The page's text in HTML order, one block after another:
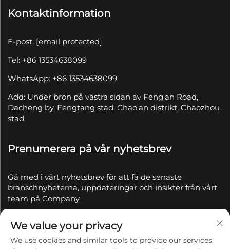
Kontaktinformation
E-post: [email protected]
Tel: +86 13534638099
WhatsApp: +86 13534638099
Add: Under bron på västra sidan av Feng'an Road,
Dacheng by, Fengtang stad, Chao'an distrikt, Chaozhou
stad
Prenumerera på vår nyhetsbrev
Gå med i vårt nyhetsbrev för att få de senaste
branschnyheterna, uppdateringar och insikter från vårt
team på Company.
We value your privacy
We use cookies and similar tools to provide our services.